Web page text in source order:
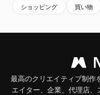
ショッピング 買い物
最高のクリエイティブ制作
エイター、企業、代理店